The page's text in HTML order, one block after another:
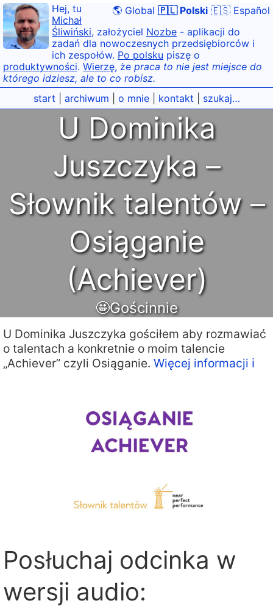
🌎 Global 🇵🇱 Polski 🇪🇸 Español
Hej, tu
Michał
Śliwiński, założyciel Nozbe - aplikacji do
zadań dla nowoczesnych przedsiębiorców i
ich zespołów. Po polsku piszę o
produktywności. Wierzę, że praca to nie jest miejsce do
którego idziesz, ale to co robisz.
start
archiwum o mnie| kontakt szukaj…
U Dominika
Juszczyka –
Słownik talentów –
Osiąganie
(Achiever)
🤩Gościnnie
U Dominika Juszczyka gościłem aby rozmawiać
o talentach a konkretnie o moim talencie
„Achiever” czyli Osiąganie. Więcej informacji ℹ️
Posłuchaj odcinka w
wersji audio: